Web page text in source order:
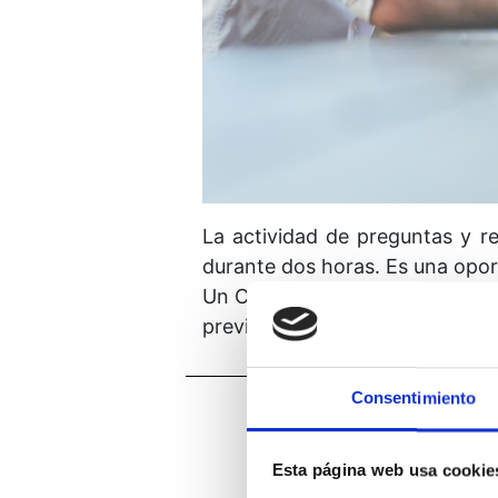
Consentimiento
Esta página web usa
La actividad de preguntas y
durante dos horas. Es una
Un Curso de Milagros. La sala
previa.
Horario